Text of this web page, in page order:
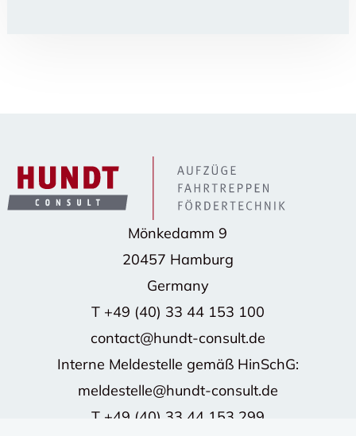
Mönkedamm 9
20457 Hamburg
Germany
T +49 (40) 33 44 153 100
contact@hundt-consult.de
Interne Meldestelle gemäß HinSchG:
meldestelle@hundt-consult.de
T +49 (40) 33 44 153 299